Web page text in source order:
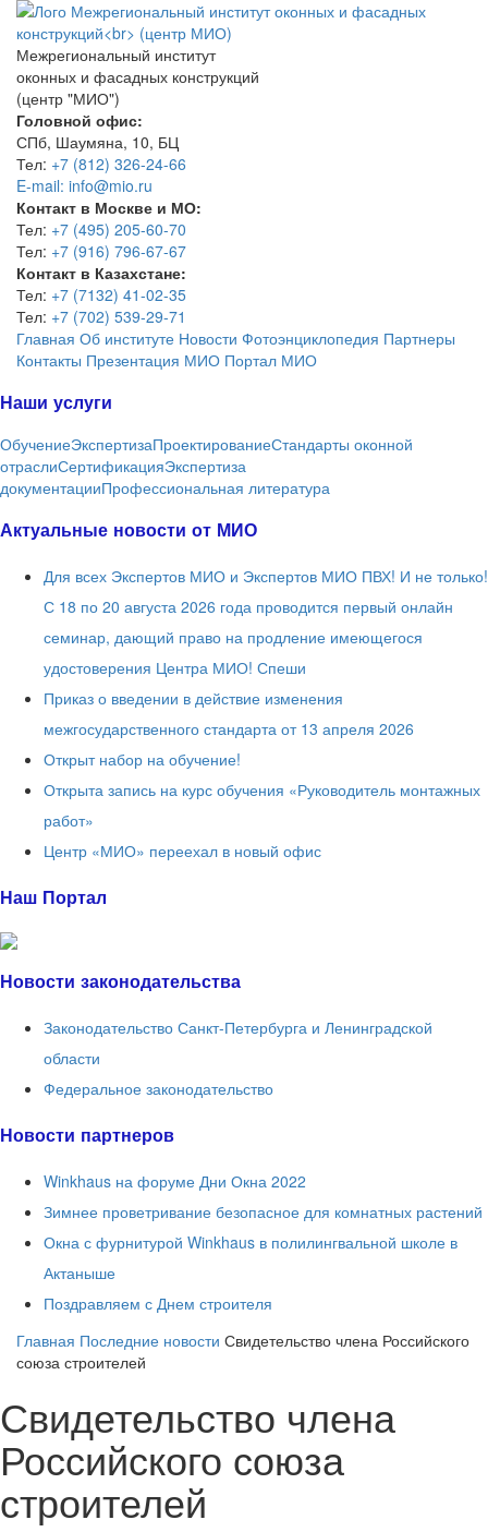
Межрегиональный институт
оконных и фасадных конструкций
(центр "МИО")
Головной офис:
СПб, Шаумяна, 10, БЦ
Тел: +7 (812) 326-24-66
E-mail: info@mio.ru
Контакт в Москве и МО:
Тел: +7 (495) 205-60-70
Тел: +7 (916) 796-67-67
Контакт в Казахстане:
Тел: +7 (7132) 41-02-35
Тел: +7 (702) 539-29-71
Главная Об институте Новости Фотоэнциклопедия Партнеры
Контакты Презентация МИО Портал МИО
Наши услуги
ОбучениеЭкспертизаПроектированиеСтандарты оконной
отраслиСертификацияЭкспертиза
документацииПрофессиональная литература
Актуальные новости от МИО
Для всех Экспертов МИО и Экспертов МИО ПВХ! И не только!
С 18 по 20 августа 2026 года проводится первый онлайн
семинар, дающий право на продление имеющегося
удостоверения Центра МИО! Спеши
Приказ о введении в действие изменения
межгосударственного стандарта от 13 апреля 2026
Открыт набор на обучение!
Открыта запись на курс обучения «Руководитель монтажных
работ»
Центр «МИО» переехал в новый офис
Наш Портал
Новости законодательства
Законодательство Санкт-Петербурга и Ленинградской
области
Федеральное законодательство
Новости партнеров
Winkhaus на форуме Дни Окна 2022
Зимнее проветривание безопасное для комнатных растений
Окна с фурнитурой Winkhaus в полилингвальной школе в
Актаныше
Поздравляем с Днем строителя
Главная Последние новости Свидетельство члена Российского
союза строителей
Свидетельство члена
Российского союза
строителей